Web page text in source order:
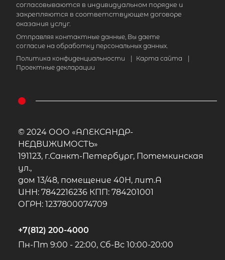
согласовываются в индивидуальном порядке и
закрепляются в соответствующем договоре
оказания услуг.
Отправляя контактные данные, Вы даете
согласие на обработку персональных данных.
Политика конфиденциальности
Карта сайта
Проектные декларации
© 2024 ООО «АЛЕКСАНДР-
НЕДВИЖИМОСТЬ»
191123, г.Санкт-Петербург, Потемкинская
ул.,
дом 13/48, помещение 40Н, лит.А
ИНН: 7842216236 КПП: 784201001
ОГРН: 1237800074709
+7(812) 200-4000
Пн-Пт 9:00 - 22:00, Сб-Вс 10:00-20:00